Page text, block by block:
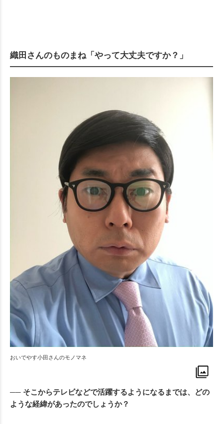
織田さんのものまね「やって大丈夫ですか？」
おいでやす小田さんのモノマネ
── そこからテレビなどで活躍するようになるまでは、どの
ような経緯があったのでしょうか？